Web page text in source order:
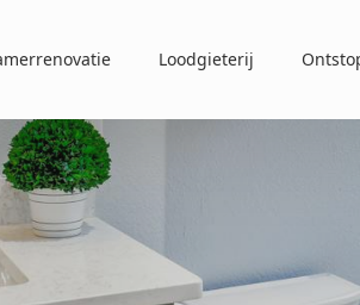
Loodgieterij